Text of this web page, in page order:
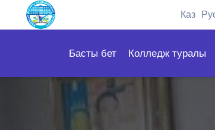
Каз
Басты бет Колледж туралы